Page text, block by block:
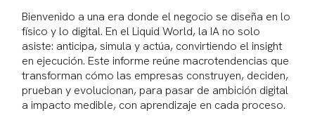
Bienvenido a una era donde el negocio se diseña en lo
físico y lo digital. En el Liquid World, la IA no solo
asiste: anticipa, simula y actúa, convirtiendo el insight
en ejecución. Este informe reúne macrotendencias que
transforman cómo las empresas construyen, deciden,
prueban y evolucionan, para pasar de ambición digital
a impacto medible, con aprendizaje en cada proceso.